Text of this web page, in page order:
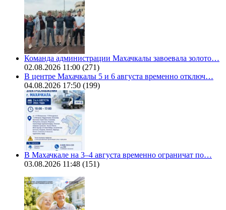
Команда администрации Махачкалы завоевала золото…
02.08.2026 11:00 (271)
В центре Махачкалы 5 и 6 августа временно отключ…
04.08.2026 17:50 (199)
В Махачкале на 3–4 августа временно ограничат по…
03.08.2026 11:48 (151)